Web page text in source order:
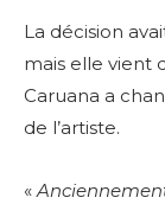
La décision
mais elle vient
Caruana a
de l’artiste.
«